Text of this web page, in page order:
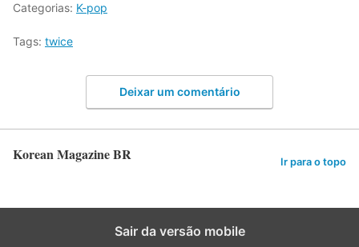
Categorias: K-pop
Tags: twice
Deixar um comentário
Korean Magazine BR Ir para o topo
Sair da versão mobile